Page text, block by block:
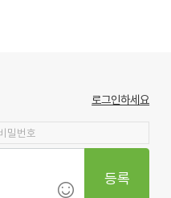
로그인하세요
등록